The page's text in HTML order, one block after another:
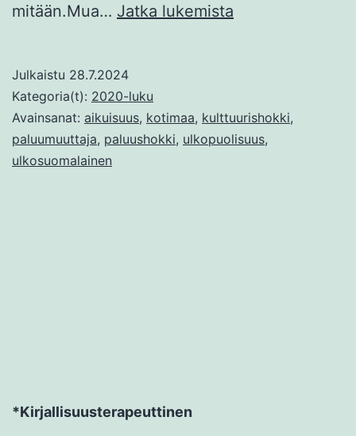
mitään.Mua… Jatka lukemista
Julkaistu 28.7.2024
Kategoria(t): 2020-luku
Avainsanat: aikuisuus, kotimaa, kulttuurishokki,
paluumuuttaja, paluushokki, ulkopuolisuus,
ulkosuomalainen
*Kirjallisuusterapeuttinen